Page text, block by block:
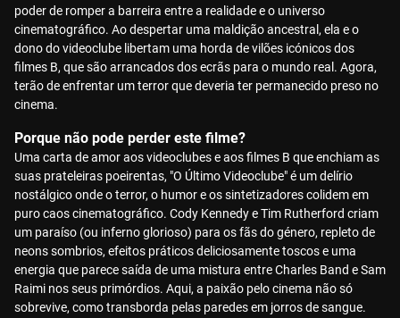
poder de romper a barreira entre a realidade e o universo
cinematográfico. Ao despertar uma maldição ancestral, ela e o
dono do videoclube libertam uma horda de vilões icónicos dos
filmes B, que são arrancados dos ecrãs para o mundo real. Agora,
terão de enfrentar um terror que deveria ter permanecido preso no
cinema.
Porque não pode perder este filme?
Uma carta de amor aos videoclubes e aos filmes B que enchiam as
suas prateleiras poeirentas, "O Último Videoclube" é um delírio
nostálgico onde o terror, o humor e os sintetizadores colidem em
puro caos cinematográfico. Cody Kennedy e Tim Rutherford criam
um paraíso (ou inferno glorioso) para os fãs do género, repleto de
neons sombrios, efeitos práticos deliciosamente toscos e uma
energia que parece saída de uma mistura entre Charles Band e Sam
Raimi nos seus primórdios. Aqui, a paixão pelo cinema não só
sobrevive, como transborda pelas paredes em jorros de sangue.